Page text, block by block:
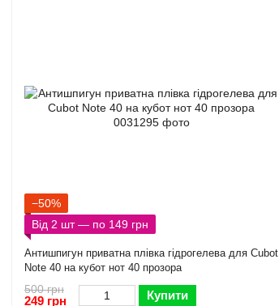
−50%
Від 2 шт — по 149 грн
Антишпигун приватна плівка гідрогелева для Cubot
Note 40 на кубот нот 40 прозора
500 грн
249 грн Купити